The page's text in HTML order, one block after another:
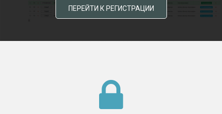
ПЕРЕЙТИ К РЕГИСТРАЦИИ